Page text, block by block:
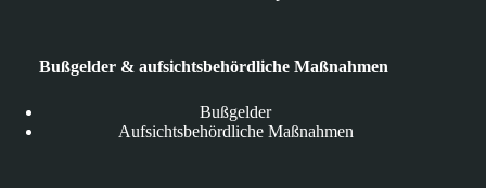
Bußgelder & aufsichtsbehördliche Maßnahmen
Bußgelder
Aufsichtsbehördliche Maßnahmen